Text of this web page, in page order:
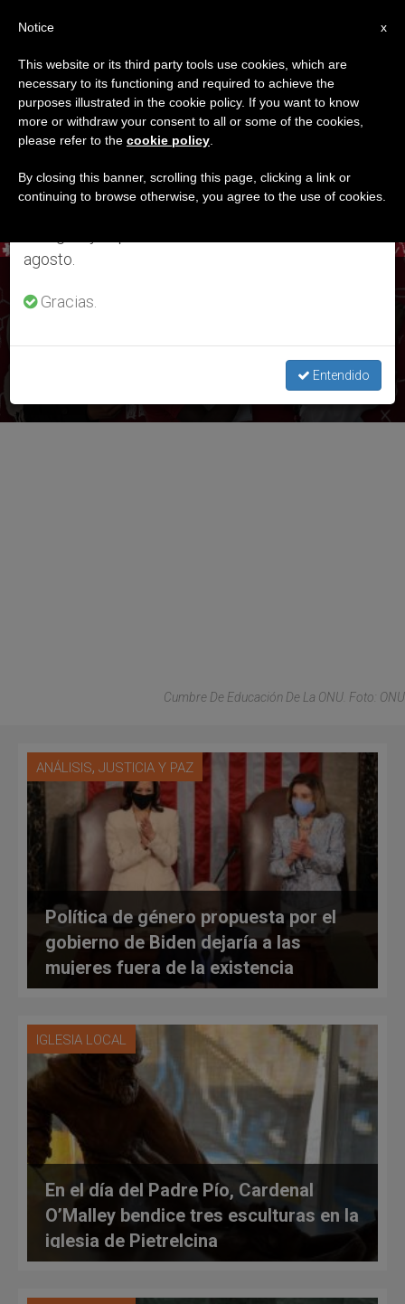
DÍA
Septiembre 23rd, 2022
ÚLTIMAS NOTICIAS
valores tradicionales
Cumbre De Educación De La ONU. Foto: ONU
ANÁLISIS, JUSTICIA Y PAZ
Política de género propuesta por el
gobierno de Biden dejaría a las
mujeres fuera de la existencia
IGLESIA LOCAL
En el día del Padre Pío, Cardenal
O’Malley bendice tres esculturas en la
iglesia de Pietrelcina
×
Aviso importante
Del 27 de julio al 7 de agosto haremos la pausa
anual, aprovechando que en el periodo de verano
se generan menos informaciones y también el
agosto.
Gracias.
Entendido
x
Notice
This website or its third party tools use cookies, which are
necessary to its functioning and required to achieve the
purposes illustrated in the cookie policy. If you want to know
more or withdraw your consent to all or some of the cookies,
please refer to the cookie policy
By closing this banner, scrolling this page, clicking a link or
continuing to browse otherwise, you agree to the use of cookies.